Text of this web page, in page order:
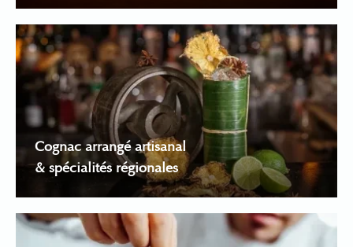
Cognac arrangé artisanal
& spécialités régionales